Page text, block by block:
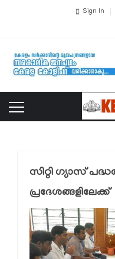
Sign In
സിറ്റി ഗ്യാസ്
പ്രദേശങ്ങളിലേക്ക്